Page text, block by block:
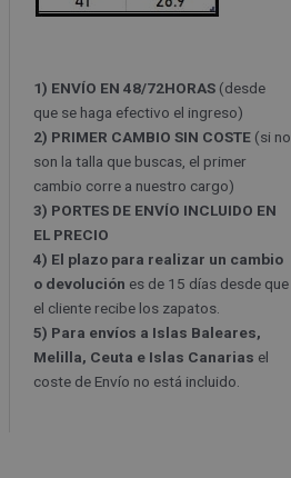
1) ENVÍO EN 48/72HORAS(desde
que se haga efectivo el ingreso)
2) PRIMER CAMBIO SIN COSTE(si no
son la talla que buscas, el primer
cambio corre a nuestro cargo)
3) PORTES DE ENVÍO INCLUIDO EN
EL PRECIO
4) El plazo para realizar un cambio
o devolución es de 15 días desde que
el cliente recibe los zapatos.
5) Para envíos a Islas Baleares,
Melilla, Ceuta e Islas Canarias el
coste de Envío no está incluido.